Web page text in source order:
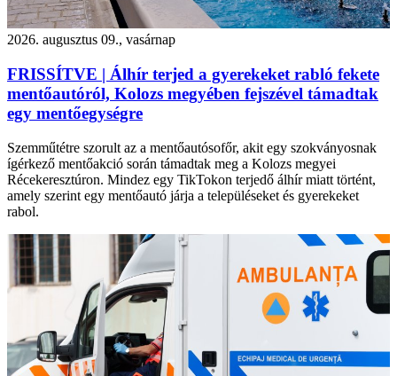
2026. augusztus 09., vasárnap
FRISSÍTVE | Álhír terjed a gyerekeket rabló fekete
mentőautóról, Kolozs megyében fejszével támadtak
egy mentőegységre
Szemműtétre szorult az a mentőautósofőr, akit egy szokványosnak
ígérkező mentőakció során támadtak meg a Kolozs megyei
Récekeresztúron. Mindez egy TikTokon terjedő álhír miatt történt,
amely szerint egy mentőautó járja a településeket és gyerekeket
rabol.